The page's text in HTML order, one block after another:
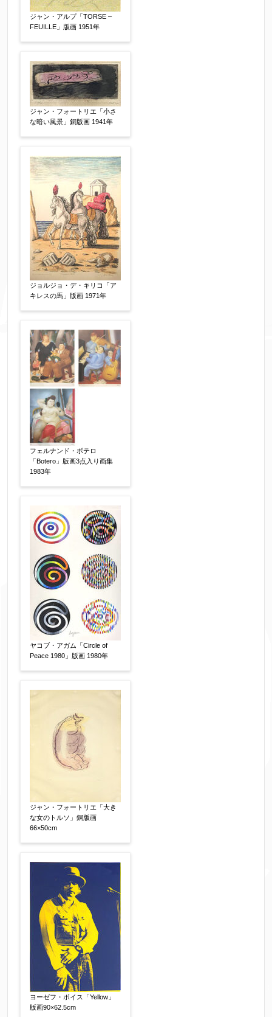
※添付画像は5MBまでのjpg、gif、pig、pdf形式
にてお送りください。
※追加や複数点ある場合はフォーム送信後に送ら
れてくる送信確認メール記載のアドレスからもお
送り頂けます。
お客様情報をご入力ください。
お名前 【必須】
フリガナ 【任意】
メールアドレス 【必須】
※送信完了後こちらのメールアドレス宛に自動で
ールが受信されない場合は、送信が完了していな
いか、アドレス間違え、迷惑メールフィルター等
により弊社からのお返事も受信できない場合がご
ざいますので、お電話(
電話番号 【必須】
お願い致します。
郵便番号 【必須】
↓郵便番号を入力すると住所の最初が自動入力さ
れます。番地以下は任意でも結構です。
ご住所 【必須】
ジャン・アルプ「TORSE –
FEUILLE」版画 1951年
ジャン・フォートリエ「小さ
な暗い風景」銅版画 1941年
ジョルジョ・デ・キリコ「ア
キレスの馬」版画 1971年
フェルナンド・ボテロ
「Botero」版画3点入り画集
1983年
ヤコブ・アガム「Circle of
Peace 1980」版画 1980年
ジャン・フォートリエ「大き
な女のトルソ」銅版画
66×50cm
ヨーゼフ・ボイス「Yellow」
版画90×62.5cm